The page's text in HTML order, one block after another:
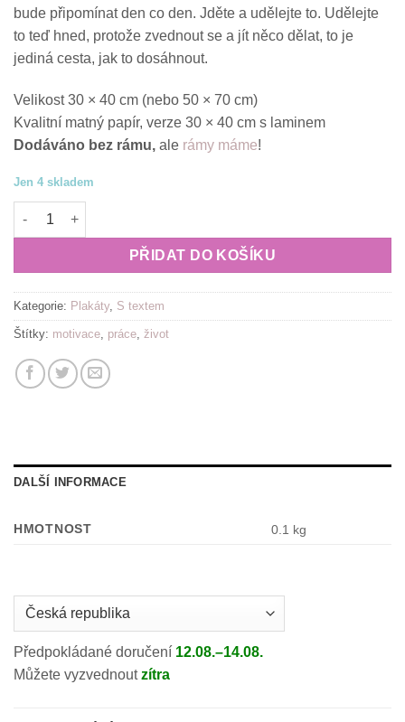
bude připomínat den co den. Jděte a udělejte to. Udělejte
to teď hned, protože zvednout se a jít něco dělat, to je
jediná cesta, jak to dosáhnout.
Velikost 30 × 40 cm (nebo 50 × 70 cm)
Kvalitní matný papír, verze 30 × 40 cm s laminem
Dodáváno bez rámu, ale rámy máme!
Jen 4 skladem
Motivační plakát (obraz) česky Pokud věříš... množství
PŘIDAT DO KOŠÍKU
Kategorie: Plakáty, S textem
Štítky: motivace práce život
DALŠÍ INFORMACE
HMOTNOST 0.1 kg
Country
region:
Předpokládané doručení 12.08.–14.08.
Můžete vyzvednoutzítra